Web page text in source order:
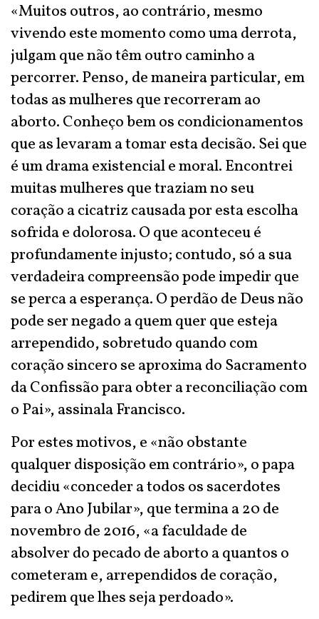
«Muitos outros, ao contrário, mesmo
vivendo este momento como uma derrota,
julgam que não têm outro caminho a
percorrer. Penso, de maneira particular, em
todas as mulheres que recorreram ao
aborto. Conheço bem os condicionamentos
que as levaram a tomar esta decisão. Sei que
é um drama existencial e moral. Encontrei
muitas mulheres que traziam no seu
coração a cicatriz causada por esta escolha
sofrida e dolorosa. O que aconteceu é
profundamente injusto; contudo, só a sua
verdadeira compreensão pode impedir que
se perca a esperança. O perdão de Deus não
pode ser negado a quem quer que esteja
arrependido, sobretudo quando com
coração sincero se aproxima do Sacramento
da Confissão para obter a reconciliação com
o Pai», assinala Francisco.
Por estes motivos, e «não obstante
qualquer disposição em contrário», o papa
decidiu «conceder a todos os sacerdotes
para o Ano Jubilar», que termina a 20 de
novembro de 2016, «a faculdade de
absolver do pecado de aborto a quantos o
cometeram e, arrependidos de coração,
pedirem que lhes seja perdoado».